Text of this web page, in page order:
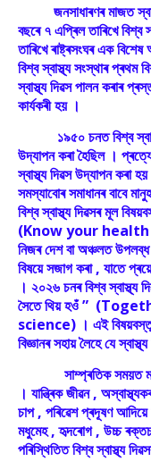
জনসাধাৰণৰ মাজত
বছৰে ৭ এপ্ৰিল তাৰিখে
তাৰিখে ৰাষ্ট্ৰসংঘৰ এক
বিশ্ব স্বাস্থ্য সংস্থাৰ প্ৰথম
স্বাস্থ্য দিৱস পালন কৰাৰ
কাৰ্যকৰী হয় ।
১৯৫০ চনত বিশ্ব স্বাস্থ্য
উদ্‌যাপন কৰা হৈছিল ।
স্বাস্থ্য দিৱস উদ্‌যাপন কৰা
সমস্যাবোৰ সমাধানৰ বাবে
বিশ্ব স্বাস্থ্য দিৱসৰ মূল
(Know your health
নিজৰ দেশ বা অঞ্চলত উপলব্ধ
বিষয়ে সজাগ কৰা , যাতে
। ২০২৬ চনৰ বিশ্ব স্বাস্থ্য
সৈতে থিয় হওঁ ”
science) । এই
বিজ্ঞানৰ সহায় লৈহে যে
সাম্প্ৰতিক সময়ত
। যান্ত্ৰিক জীৱন ,
চাপ , পৰিৱেশ প্ৰদূষণ
মধুমেহ , হৃদৰোগ , উচ্চ
পৰিস্থিতিত বিশ্ব স্বাস্থ্য